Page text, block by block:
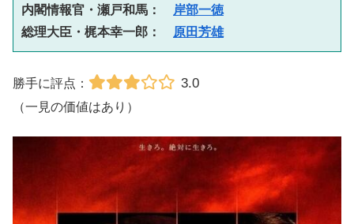
内閣情報官・瀬戸和馬： 岸部一徳
総理大臣・梶本幸一郎： 原田芳雄
勝手に評点： 3.0
（一見の価値はあり）